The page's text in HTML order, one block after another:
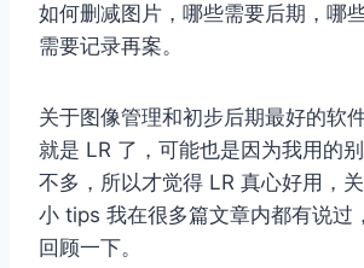
如何删减图片，哪些需要后期，哪
需要记录再案。
关于图像管理和初步后期最好的软
就是 LR 了，可能也是因为我用的
不多，所以才觉得 LR 真心好用，
小 tips 我在很多篇文章内都有说过
回顾一下。